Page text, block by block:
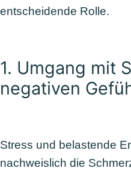
entscheidende Rolle.
1. Umgang mit
negativen
Stress und belastende
nachweislich die